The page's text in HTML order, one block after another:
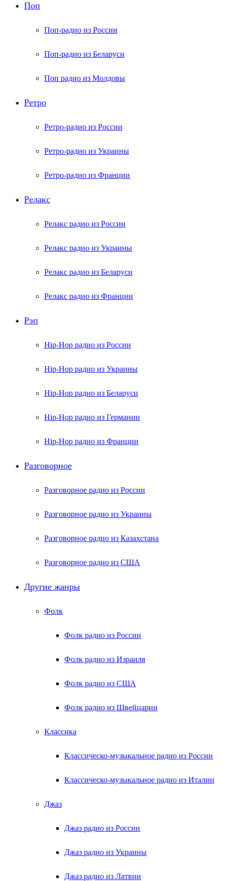
Поп
Поп-радио из России
Поп-радио из Беларуси
Поп радио из Молдовы
Ретро
Ретро-радио из России
Ретро-радио из Украины
Ретро-радио из Франции
Релакс
Релакс радио из России
Релакс радио из Украины
Релакс радио из Беларуси
Релакс радио из Франции
Рэп
Hip-Hop радио из России
Hip-Hop радио из Украины
Hip-Hop радио из Беларуси
Hip-Hop радио из Германии
Hip-Hop радио из Франции
Разговорное
Разговорное радио из России
Разговорное радио из Украины
Разговорное радио из Казахстана
Разговорное радио из США
Другие жанры
Фолк
Фолк радио из России
Фолк радио из Израиля
Фолк радио из США
Фолк радио из Швейцарии
Классика
Классическо-музыкальное радио из России
Классическо-музыкальное радио из Италии
Джаз
Джаз радио из России
Джаз радио из Украины
Джаз радио из Латвии